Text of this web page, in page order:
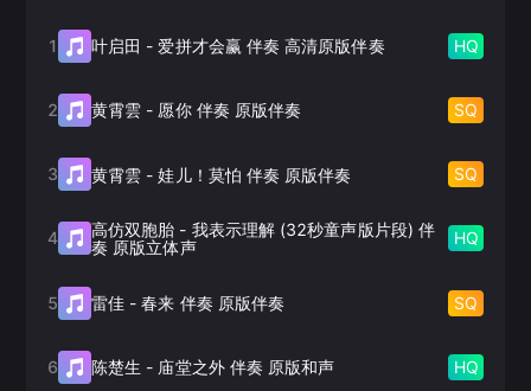
1 叶启田 -爱拼才会赢 伴奏 高清原版伴奏 HQ
2 黄霄雲 - 愿你 伴奏 原版伴奏 SQ
3 黄霄雲 -娃儿！莫怕 伴奏 原版伴奏 SQ
4 高仿双胞胎 - 我表示理解 (32秒童声版片段) 伴
奏 原版立体声
HQ
5 雷佳 -春来 伴奏 原版伴奏 SQ
6 陈楚生 - 庙堂之外 伴奏 原版和声 HQ